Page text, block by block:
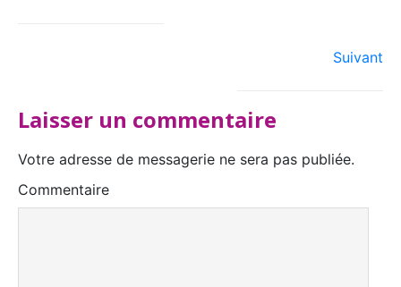
Suivant
Laisser un commentaire
Votre adresse de messagerie ne sera pas publiée.
Commentaire